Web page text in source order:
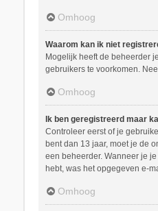
Omhoog
Waarom kan ik niet
Mogelijk heeft de beheerder
gebruikers te voorkomen.
Omhoog
Ik ben geregistreerd maar
Controleer eerst of je
bent dan 13 jaar, moet je de
een beheerder. Wanneer je
hebt, was het opgegeven e-
Omhoog